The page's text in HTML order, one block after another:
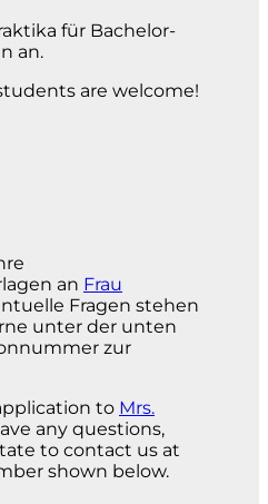
für Bachelor-
an.
are welcome!
an Frau
Fragen stehen
unter der unten
zur
to Mrs.
any questions,
to contact us at
shown below.